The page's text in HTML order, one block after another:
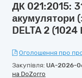
ДК 021:2015:
акумулятори
DELTA 2 (1024
Оголошення про
Закупівля: UA-2026-
на DoZorro